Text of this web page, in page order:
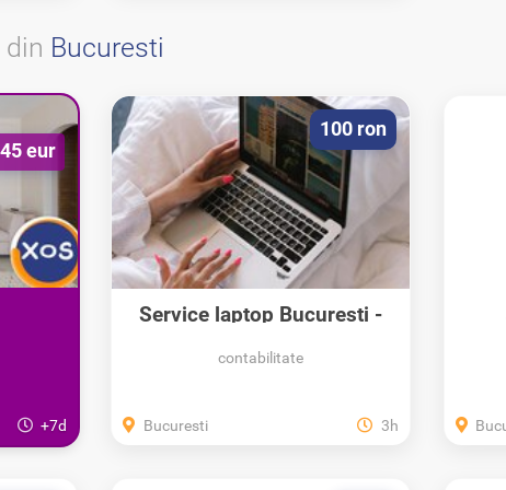
Bucuresti
45 eur
+7d
Service laptop Bucuresti -
contabilitate
100 ron
Bucuresti 3h